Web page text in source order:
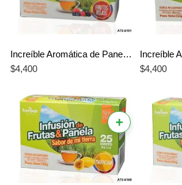
Increíble Aromática de Panela Frutos Rojos Herbar – El Mejor Sabor Único y Vibrante
$4,400 $4,400
+